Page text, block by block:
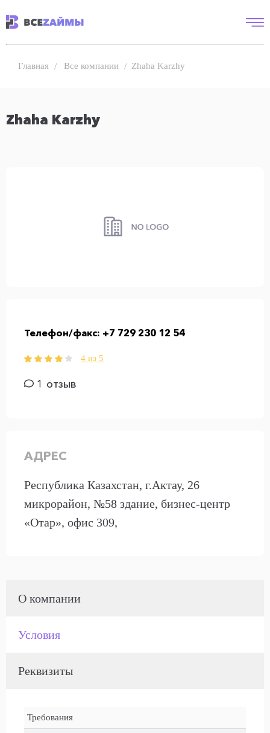
Главная Все компании Zhaha Karzhy
Zhaha Karzhy
Телефон/факс: +7 729 230 12 54
4 из 5
1 отзыв
АДРЕС
Республика Казахстан, г.Актау, 26
микрорайон, №58 здание, бизнес-центр
«Отар», офис 309,
О компании
Условия
Реквизиты
Требования